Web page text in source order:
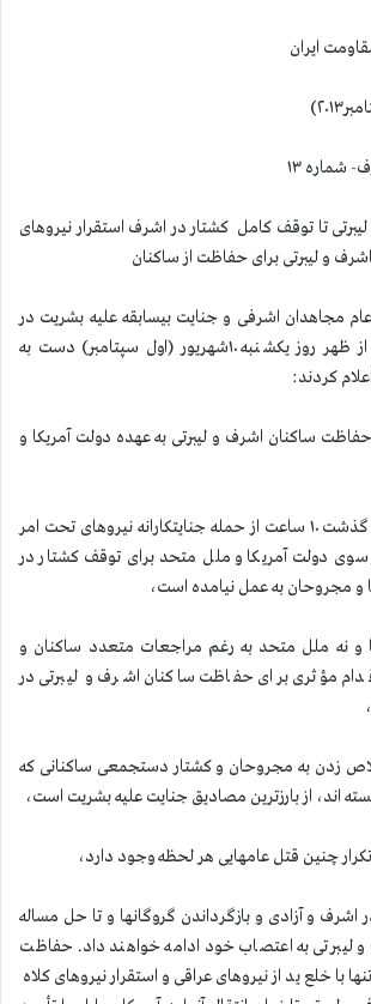
ایران
شماره ۱۳
تا توقف کامل کشتار در اشرف استقرار نیروهای
و لیبرتی برای حفاظت از ساکنان
مجاهدان اشرفی و جنایت بیسابقه علیه بشریت در
اشرف، ساکنان لیبرتی از ظهر روز یکشنبه ۱۰شهریور (اول سپتامبر) دست به
کردند:
ساکنان اشرف و لیبرتی به عهده دولت آمریکا و
با توجه به اینکه به رغم گذشت ۱۰ ساعت از حمله جنایتکارانه نیروهای تحت امر
سوی دولت آمریکا و ملل متحد برای توقف کشتار در
و مجروحان به عمل نیامده است،
و نه ملل متحد به رغم مراجعات متعدد ساکنان و
مؤثری برای حفاظت ساکنان اشرف و لیبرتی در
زدن به مجروحان و کشتار دستجمعی ساکنانی که
اند، از بارزترین مصادیق جنایت علیه بشریت است،
تکرار چنین قتل عامهایی هر لحظه وجود دارد،
اشرف و آزادی و بازگرداندن گروگانها و تا حل مساله
لیبرتی به اعتصاب خود ادامه خواهند داد. حفاظت
با خلع ید از نیروهای عراقی و استقرار نیروهای کلاه